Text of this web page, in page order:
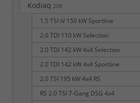
Kodiaq 208
1.5 TSI iV 150 kW Sportline
2.0 TDI 110 kW Selection
2.0 TDI 142 kW 4x4 Selection
2.0 TDI 142 kW 4x4 Sportline
2.0 TSI 195 kW 4x4 RS
RS 2.0 TSI 7-Gang DSG 4x4